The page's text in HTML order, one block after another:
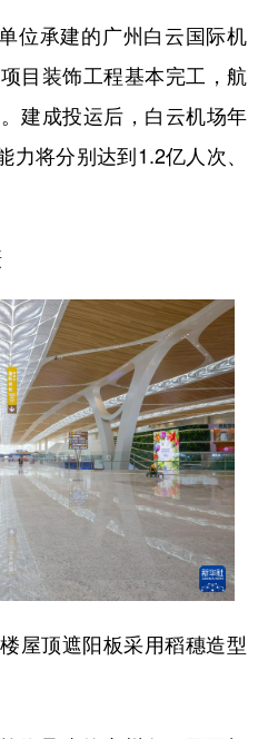
位承建的广州白云国际机
目装饰工程基本完工，航
建成投运后，白云机场年
将分别达到1.2亿人次、
屋顶遮阳板采用稻穗造型